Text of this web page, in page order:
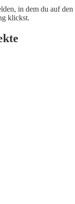
in dem du auf den
klickst.